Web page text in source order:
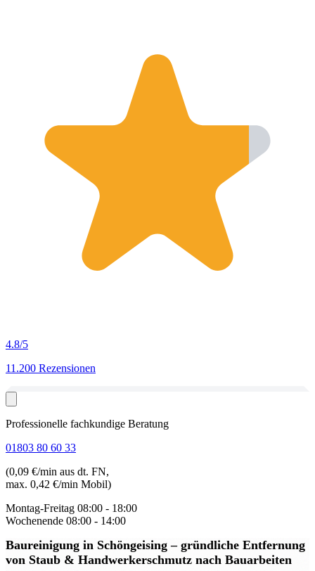
4.8/5
11.200 Rezensionen
Professionelle fachkundige Beratung
01803 80 60 33
(0,09 €/min aus dt. FN,
max. 0,42 €/min Mobil)
Montag-Freitag 08:00 - 18:00
Wochenende 08:00 - 14:00
Baureinigung in Schöngeising– gründliche Entfernung
von Staub & Handwerkerschmutz nach Bauarbeiten